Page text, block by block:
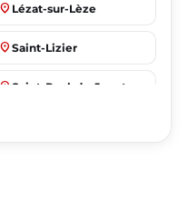
place Lézat-sur-Lèze
place Saint-Lizier
place Saint-Paul-de-Jarrat